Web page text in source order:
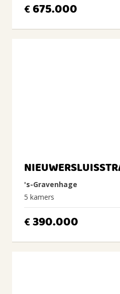
€675.000
's-Gravenhage
5 kamers
€390.000